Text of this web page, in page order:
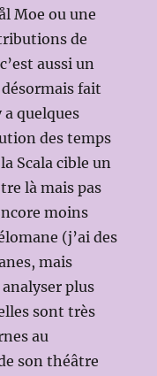
Moe ou une
de
aussi un
fait
quelques
des temps
Scala cible un
là mais pas
moins
(j’ai des
mais
plus
sont très
au
son théâtre